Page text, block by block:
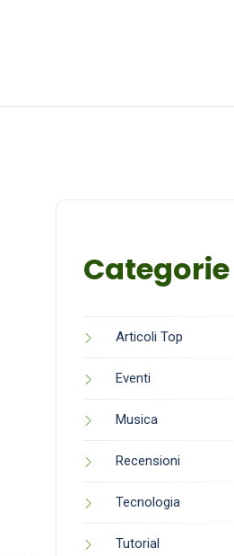
Categorie
Articoli Top
Eventi
Musica
Recensioni
Tecnologia
Tutorial